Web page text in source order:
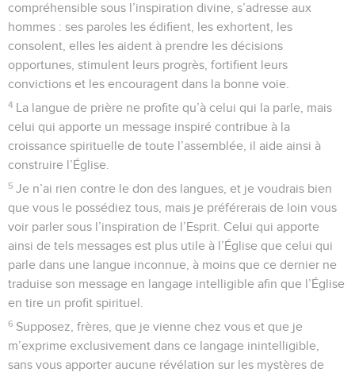
compréhensible sous l’inspiration divine, s’adresse aux
hommes : ses paroles les édifient, les exhortent, les
consolent, elles les aident à prendre les décisions
opportunes, stimulent leurs progrès, fortifient leurs
convictions et les encouragent dans la bonne voie.
4 La langue de prière ne profite qu’à celui qui la parle, mais
celui qui apporte un message inspiré contribue à la
croissance spirituelle de toute l’assemblée, il aide ainsi à
construire l’Église.
5 Je n’ai rien contre le don des langues, et je voudrais bien
que vous le possédiez tous, mais je préférerais de loin vous
voir parler sous l’inspiration de l’Esprit. Celui qui apporte
ainsi de tels messages est plus utile à l’Église que celui qui
parle dans une langue inconnue, à moins que ce dernier ne
traduise son message en langage intelligible afin que l’Église
en tire un profit spirituel.
6 Supposez, frères, que je vienne chez vous et que je
m’exprime exclusivement dans ce langage inintelligible,
sans vous apporter aucune révélation sur les mystères de